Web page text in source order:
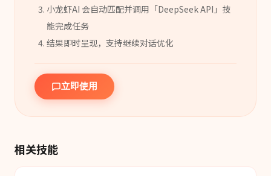
小龙虾AI 会自动匹配并调用「DeepSeek API 」 技
能完成任务
结果即时呈现，支持继续对话优化
立即使用
相关技能